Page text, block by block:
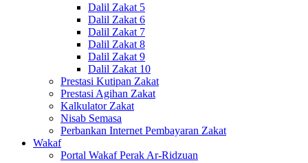
Dalil Zakat 5
Dalil Zakat 6
Dalil Zakat 7
Dalil Zakat 8
Dalil Zakat 9
Dalil Zakat 10
Prestasi Kutipan Zakat
Prestasi Agihan Zakat
Kalkulator Zakat
Nisab Semasa
Perbankan Internet Pembayaran Zakat
Wakaf
Portal Wakaf Perak Ar-Ridzuan